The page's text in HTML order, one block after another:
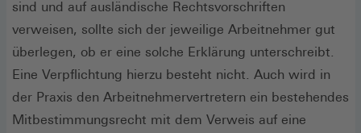
sind und auf ausländische Rechtsvorschriften
verweisen, sollte sich der jeweilige Arbeitnehmer gut
überlegen, ob er eine solche Erklärung unterschreibt.
Eine Verpflichtung hierzu besteht nicht. Auch wird in
der Praxis den Arbeitnehmervertretern ein bestehendes
Mitbestimmungsrecht mit dem Verweis auf eine